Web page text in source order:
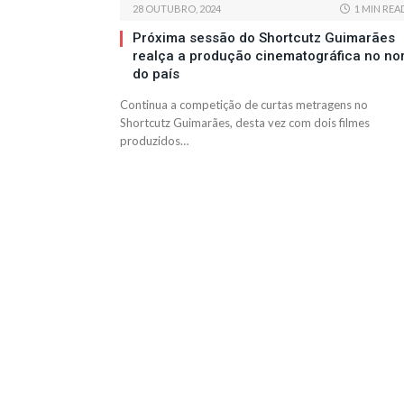
28 OUTUBRO, 2024 1 MIN
Próxima sessão do Shortcutz Guimarães
realça a produção cinematográfica no
do país
Continua a competição de curtas metragens no
Shortcutz Guimarães, desta vez com dois filmes
produzidos…